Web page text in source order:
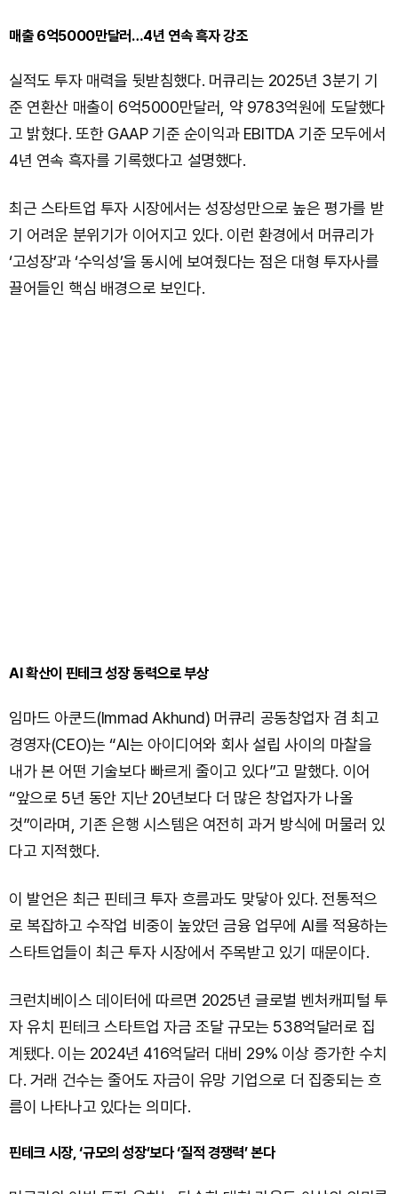
매출 6억5000만달러…4년 연속 흑자 강조
실적도 투자 매력을 뒷받침했다. 머큐리는 2025년 3분기 기
준 연환산 매출이 6억5000만달러, 약 9783억원에 도달했다
고 밝혔다. 또한 GAAP 기준 순이익과 EBITDA 기준 모두에서
4년 연속 흑자를 기록했다고 설명했다.
최근 스타트업 투자 시장에서는 성장성만으로 높은 평가를 받
기 어려운 분위기가 이어지고 있다. 이런 환경에서 머큐리가
‘고성장’과 ‘수익성’을 동시에 보여줬다는 점은 대형 투자사를
끌어들인 핵심 배경으로 보인다.
AI 확산이 핀테크 성장 동력으로 부상
임마드 아쿤드(Immad Akhund) 머큐리 공동창업자 겸 최고
경영자(CEO)는 “AI는 아이디어와 회사 설립 사이의 마찰을
내가 본 어떤 기술보다 빠르게 줄이고 있다”고 말했다. 이어
“앞으로 5년 동안 지난 20년보다 더 많은 창업자가 나올
것”이라며, 기존 은행 시스템은 여전히 과거 방식에 머물러 있
다고 지적했다.
이 발언은 최근 핀테크 투자 흐름과도 맞닿아 있다. 전통적으
로 복잡하고 수작업 비중이 높았던 금융 업무에 AI를 적용하는
스타트업들이 최근 투자 시장에서 주목받고 있기 때문이다.
크런치베이스 데이터에 따르면 2025년 글로벌 벤처캐피털 투
자 유치 핀테크 스타트업 자금 조달 규모는 538억달러로 집
계됐다. 이는 2024년 416억달러 대비 29% 이상 증가한 수치
다. 거래 건수는 줄어도 자금이 유망 기업으로 더 집중되는 흐
름이 나타나고 있다는 의미다.
핀테크 시장, ‘규모의 성장’보다 ‘질적 경쟁력’ 본다